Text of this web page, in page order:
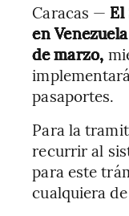
Caracas — El
en
de marzo,
pasaportes.
Para la
recurrir al
para este
cualquiera